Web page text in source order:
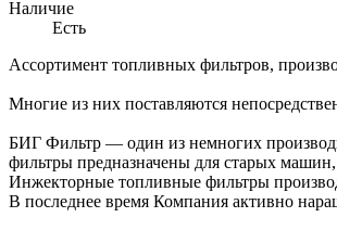
Наличие
Есть
Ассортимент топливных фильтров,
Многие из них поставляются
БИГ Фильтр — один из немногих
фильтры предназначены для старых
Инжекторные топливные фильтры
В последнее время Компания активно